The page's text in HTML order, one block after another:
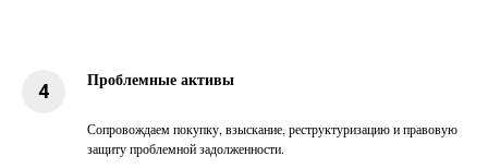
Проблемные активы
Сопровождаем покупку, взыскание, реструктуризацию и правовую
защиту проблемной задолженности.